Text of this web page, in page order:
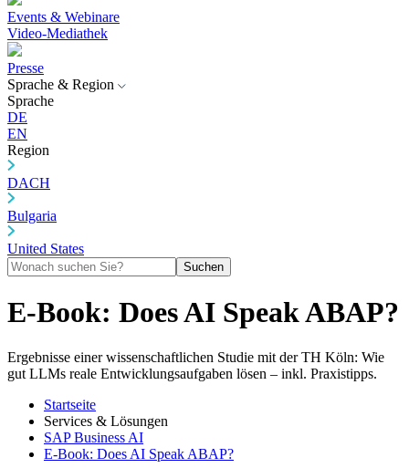
Events & Webinare
Video-Mediathek
Presse
Sprache & Region
Sprache
DE
EN
Region
DACH
Bulgaria
United States
Suchen
E-Book: Does AI Speak ABAP?
Ergebnisse einer wissenschaftlichen Studie mit der TH Köln: Wie
gut LLMs reale Entwicklungsaufgaben lösen – inkl. Praxistipps.
Startseite
Services & Lösungen
SAP Business AI
E-Book: Does AI Speak ABAP?